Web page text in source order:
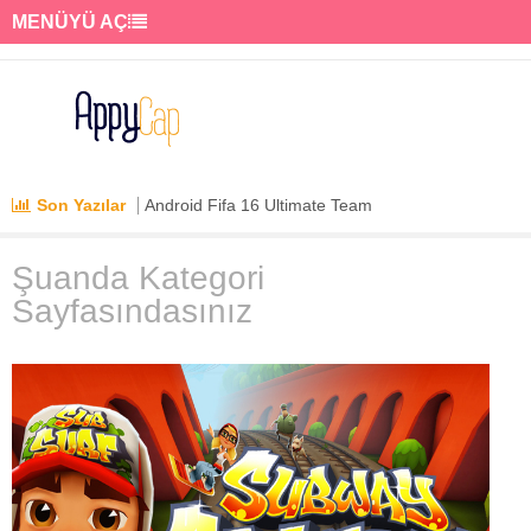
MENÜYÜ AÇ
Son Yazılar Android Fifa 16 Ultimate Team
Şuanda Kategori
Sayfasındasınız